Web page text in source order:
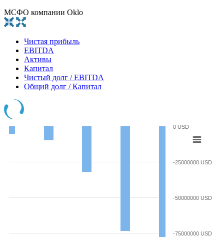
МСФО компании Oklo
Чистая прибыль
EBITDA
Активы
Капитал
Чистый долг / EBITDA
Общий долг / Капитал
-75000000 USD
-50000000 USD
-25000000 USD
0 USD